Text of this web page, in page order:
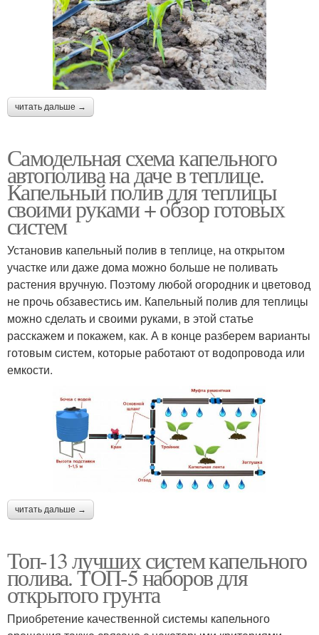
читать дальше →
Самодельная схема капельного
автополива на даче в теплице.
Капельный полив для теплицы
своими руками + обзор готовых
систем
Установив капельный полив в теплице, на открытом
участке или даже дома можно больше не поливать
растения вручную. Поэтому любой огородник и цветовод
не прочь обзавестись им. Капельный полив для теплицы
можно сделать и своими руками, в этой статье
расскажем и покажем, как. А в конце разберем варианты
готовым систем, которые работают от водопровода или
емкости.
читать дальше →
Топ-13 лучших систем капельного
полива. ТОП-5 наборов для
открытого грунта
Приобретение качественной системы капельного